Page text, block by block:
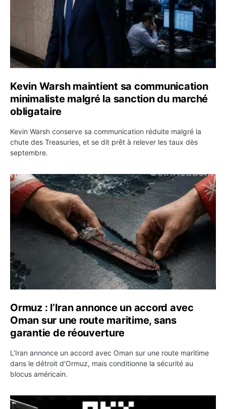
Kevin Warsh maintient sa communication
minimaliste malgré la sanction du marché
obligataire
Kevin Warsh conserve sa communication réduite malgré la
chute des Treasuries, et se dit prêt à relever les taux dès
septembre.
Ormuz : l’Iran annonce un accord avec Oman sur une
Ormuz : l’Iran annonce un accord avec
Oman sur une route maritime, sans
garantie de réouverture
L'Iran annonce un accord avec Oman sur une route maritime
dans le détroit d'Ormuz, mais conditionne la sécurité au
blocus américain.
OKX relance une campagne Deposit Bonus : jusqu’à 5